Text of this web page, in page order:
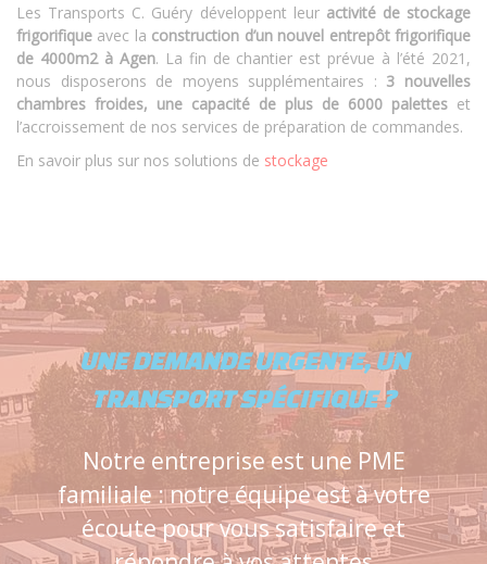
Les Transports C. Guéry développent leur activité de stockage
frigorifique avec la construction d’un nouvel entrepôt frigorifique
de 4000m2 à Agen. La fin de chantier est prévue à l’été 2021,
nous disposerons de moyens supplémentaires : 3 nouvelles
chambres froides, une capacité de plus de 6000 palettes et
l’accroissement de nos services de préparation de commandes.
En savoir plus sur nos solutions de stockage
UNE DEMANDE URGENTE, UN
TRANSPORT SPÉCIFIQUE ?
Notre entreprise est une PME
familiale : notre équipe est à votre
écoute pour vous satisfaire et